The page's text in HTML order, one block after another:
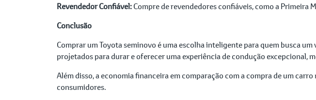
Revendedor Confiável:Compre de revendedores confiáveis, como a
Conclusão
Comprar um Toyota seminovo é uma escolha inteligente para quem busca
projetados para durar e oferecer uma experiência de condução excepcional,
Além disso, a economia financeira em comparação com a compra de um
consumidores.